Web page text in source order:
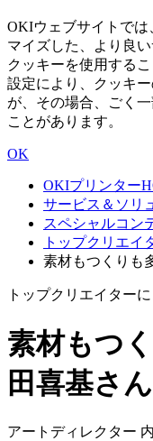
OKIウェブサイトでは
マイズした、より良
クッキーを使用する
設定により、クッキ
が、その場合、ごく
ことがあります。
OK
OKIプリンター
サービス＆ソリ
スペシャルコン
トップクリエイ
素材もつくりも
トップクリエイターに
素材もつ
田喜基さ
アートディレクター